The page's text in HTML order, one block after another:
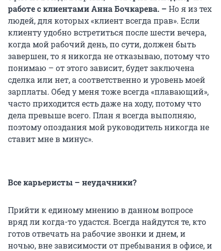
работе с клиентами Анна Бочкарева. – Но я из тех
людей, для которых «клиент всегда прав». Если
клиенту удобно встретиться после шести вечера,
когда мой рабочий день, по сути, должен быть
завершен, то я никогда не отказываю, потому что
понимаю – от этого зависит, будет заключена
сделка или нет, а соответственно и уровень моей
зарплаты. Обед у меня тоже всегда «плавающий»,
часто приходится есть даже на ходу, потому что
дела превыше всего. План я всегда выполняю,
поэтому опоздания мой руководитель никогда не
ставит мне в минус».
Все карьеристы – неудачники?
Прийти к единому мнению в данном вопросе
вряд ли когда-то удастся. Всегда найдутся те, кто
готов отвечать на рабочие звонки и днем, и
ночью, вне зависимости от пребывания в офисе, и